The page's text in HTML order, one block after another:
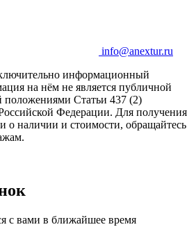
info@anextur.ru
информационный
на нём не является публичной
положениями Статьи 437 (2)
Федерации. Для получения
о наличии и стоимости, обращайтесь
с вами в ближайшее время